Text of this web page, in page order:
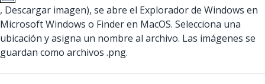
, Descargar imagen), se abre el Explorador de Windows en
Microsoft Windows o Finder en MacOS. Selecciona una
ubicación y asigna un nombre al archivo. Las imágenes se
guardan como archivos .png.